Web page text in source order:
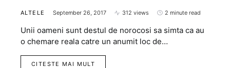
ALTELE September 26, 2017 312 views 2 minute read
Unii oameni sunt destul de norocosi sa simta ca au
o chemare reala catre un anumit loc de…
CITESTE MAI MULT